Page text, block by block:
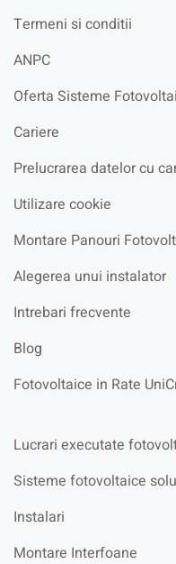
Termeni si conditii
ANPC
Oferta Sisteme
Cariere
Prelucrarea datelor cu
Utilizare cookie
Montare Panouri
Alegerea unui instalator
Intrebari frecvente
Blog
Fotovoltaice in Rate
Lucrari executate
Sisteme fotovoltaice
Instalari
Montare Interfoane